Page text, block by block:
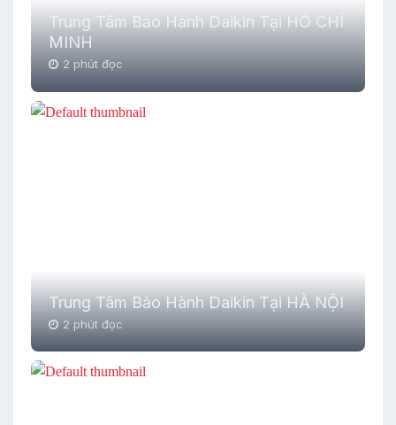
Trung Tâm Bảo Hành Daikin Tại HỒ CHÍ
MINH
2 phút đọc
Trung Tâm Bảo Hành Daikin Tại HÀ NỘI
2 phút đọc